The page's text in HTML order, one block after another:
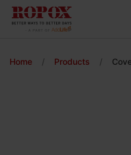
Home / Products /